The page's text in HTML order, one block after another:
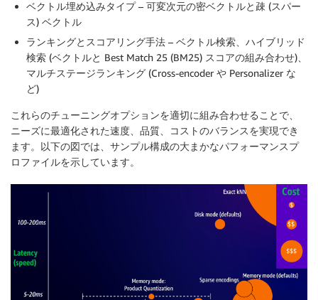
ベクトル埋め込みタイプ– 可変次元の密ベクトルと疎 (スパー
ス) ベクトル
ランキングとスコアリング手法 – ベクトル検索、ハイブリッド
検索 (ベクトルと Best Match 25 (BM25) スコアの組み合わせ)、
マルチステージランキング (Cross-encoder や Personalizer な
ど)
これらのチューニングオプションを適切に組み合わせることで、
ニーズに最適化された速度、品質、コストのバランスを実現でき
ます。以下の図では、サンプル構成の大まかなパフォーマンスプ
ロファイルを示しています。